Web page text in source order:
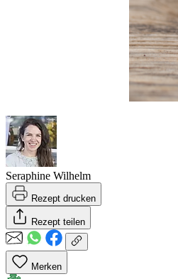
Seraphine Wilhelm
Rezept drucken
Rezept teilen
Merken